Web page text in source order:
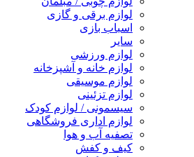
لوازم برقی و گازی
اسباب بازی
سایر
لوازم ورزشی
لوازم خانه و آشپزخانه
لوازم موسیقی
لوازم تزئینی
سیسمونی / لوازم کودک
لوازم اداری فروشگاهی
تصفیه آب و هوا
کیف و کفش